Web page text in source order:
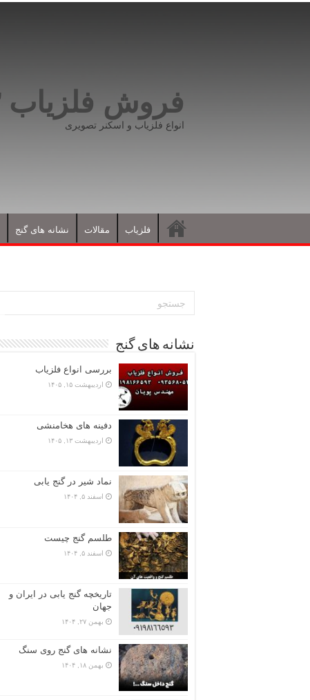
فروش فلزیاب ۰۹۱۹۸۱۶۶۵۹۳
انواع فلزیاب و اسکنر تصویری
فلزیاب مقالات نشانه های گنج
نشانه های گنج
بررسی انواع فلزیاب
اردیبهشت ۱۵, ۱۴۰۵
دفینه های هخامنشی
اردیبهشت ۱۳, ۱۴۰۵
نماد شیر در گنج یابی
اسفند ۵, ۱۴۰۴
طلسم گنج چیست
اسفند ۵, ۱۴۰۴
تاریخچه گنج‌ یابی در ایران و
جهان
بهمن ۲۷, ۱۴۰۴
نشانه های گنج روی سنگ
بهمن ۱۸, ۱۴۰۴